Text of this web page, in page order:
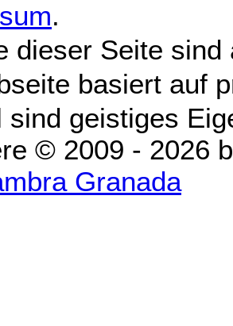
.
dieser Seite
basiert auf
sind geistiges
© 2009 - 2026
Granada